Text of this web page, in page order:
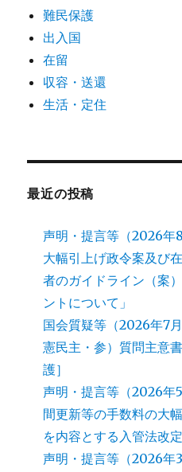
難民保護
出入国
在留
収容・送還
生活・定住
最近の投稿
声明・提言等（2026年
大幅引上げ政令案及び
者のガイドライン（案
ントについて」
国会質疑等（2026年7
憲民主・参）質問主意
護］
声明・提言等（2026年
間更新等の手数料の大
を内容とする入管法改
声明・提言等（2026年